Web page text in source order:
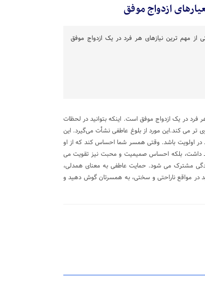
ازدواج موفق
از مهم ترین نیازهای هر فرد در یک ازدواج موفق
در یک ازدواج موفق است. اینکه بتوانید در لحظات
تر می کند.این مورد از بلوغ عاطفی نشأت می‌گیرد. این
در اولویت باشد. وقتی همسر شما احساس کند که از او
داشت، بلکه احساس صمیمیت و محبت نیز تقویت می
مشترک می شود. حمایت عاطفی به معنای همدلی،
در مواقع ناراحتی و سختی، به همسرتان گوش دهید و